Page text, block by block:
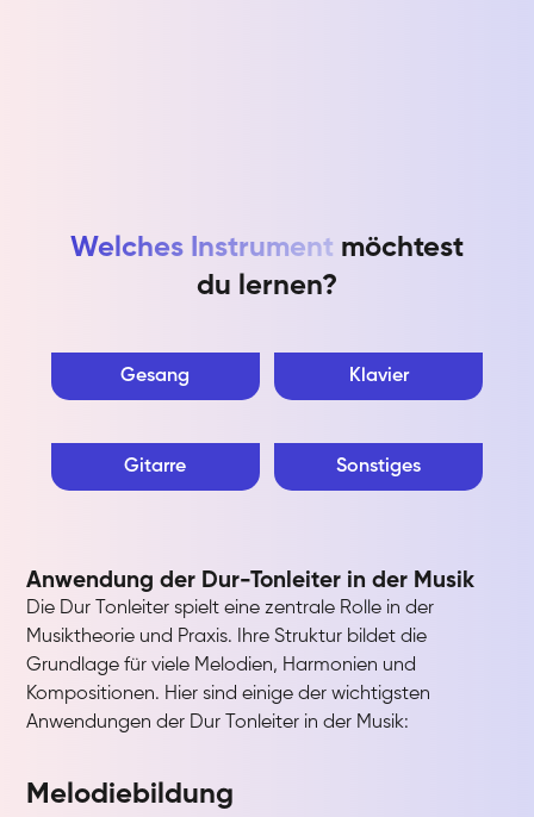
Welches Instrument möchtest
du lernen?
Gesang Klavier
Gitarre Sonstiges
Anwendung der Dur-Tonleiter in der Musik
Die Dur Tonleiter spielt eine zentrale Rolle in der
Musiktheorie und Praxis. Ihre Struktur bildet die
Grundlage für viele Melodien, Harmonien und
Kompositionen. Hier sind einige der wichtigsten
Anwendungen der Dur Tonleiter in der Musik:
Melodiebildung